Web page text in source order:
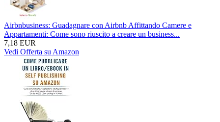
Airbnbusiness: Guadagnare con Airbnb Affittando Camere e
Appartamenti: Come sono riuscito a creare un business...
7,18 EUR
Vedi Offerta su Amazon